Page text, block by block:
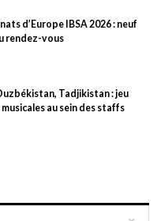
d’Europe IBSA 2026 : neuf
rendez-vous
Tadjikistan : jeu
musicales au sein des staffs